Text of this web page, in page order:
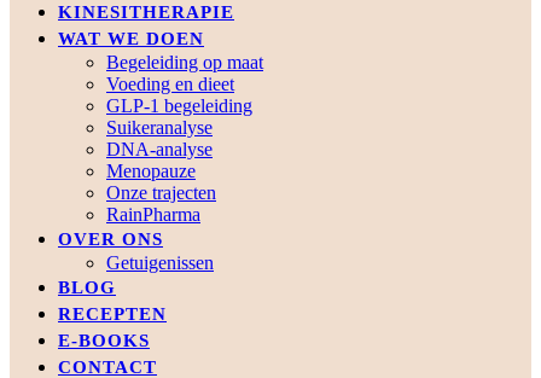
KINESITHERAPIE
WAT WE DOEN
Begeleiding op maat
Voeding en dieet
GLP-1 begeleiding
Suikeranalyse
DNA-analyse
Menopauze
Onze trajecten
RainPharma
OVER ONS
Getuigenissen
BLOG
RECEPTEN
E-BOOKS
CONTACT